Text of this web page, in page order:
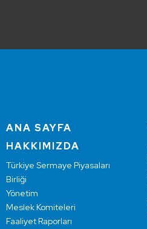
ANA SAYFA
HAKKIMIZDA
Türkiye Sermaye Piyasaları
Birliği
Yönetim
Meslek Komiteleri
Faaliyet Raporları